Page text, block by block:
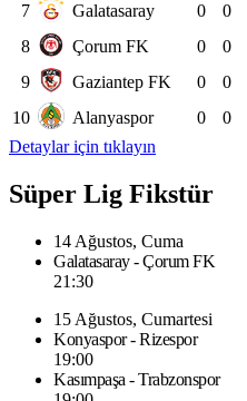
7 Galatasaray 0
0
8
Çorum FK 0
0
9
Gaziantep FK 0
0
10
Alanyaspor 0
0
Detaylar için tıklayın
Süper Lig Fikstür
14 Ağustos, Cuma
Galatasaray - Çorum FK
21:30
15 Ağustos, Cumartesi
Konyaspor - Rizespor
19:00
Kasımpaşa - Trabzonspor